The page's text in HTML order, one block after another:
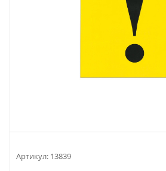
Артикул: 13839